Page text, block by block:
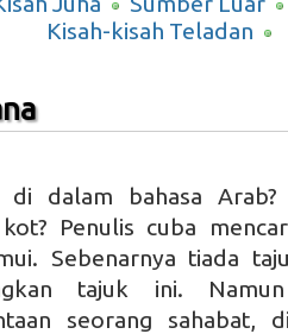
Kisah-kisah Teladan
di dalam bahasa
Penulis cuba
Sebenarnya tiada
tajuk ini.
seorang sahabat,